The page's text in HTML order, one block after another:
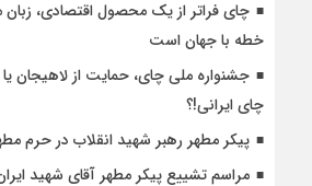
چای فراتر از یک محصول اقتصادی،
خطه با جهان است
جشنواره ملی چای، حمایت از لاهیجان
چای ایرانی!؟
پیکر مطهر رهبر شهید انقلاب در حرم
مراسم تشییع پیکر مطهر آقای شهید